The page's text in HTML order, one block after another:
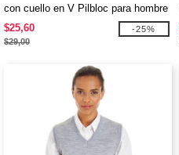
con cuello en V Pilbloc para hombre
$25,60
$29,00
-25%